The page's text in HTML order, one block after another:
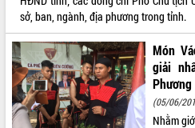
Xã Ea Kar bước chuyển mình trong
công tác cải cách hành chính mô hình
mới
UBND tỉnh họp báo định kỳ tháng 4
năm 2026
Hội thảo khoa học “Giải pháp thúc đẩy
phát triển nền kinh tế xanh tại tỉnh
sở, ban, ngành, địa phương trong tỉnh.
Món
giải
(05/06/
Nhằm